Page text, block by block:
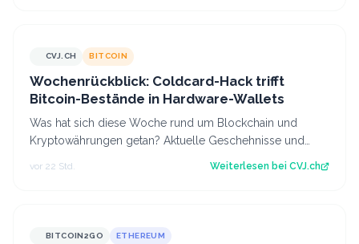
CVJ.CHCVJ.CH BITCOIN
Wochenrückblick: Coldcard-Hack trifft
Bitcoin-Bestände in Hardware-Wallets
Was hat sich diese Woche rund um Blockchain und
Kryptowährungen getan? Aktuelle Geschehnisse und
vor 22 Std. Weiterlesen bei CVJ.ch
BITCOIN2GO ETHEREUM